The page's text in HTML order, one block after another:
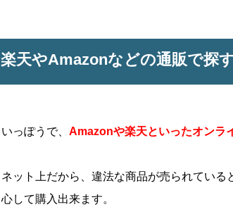
楽天やAmazonなどの通販で探
いっぽうで、 Amazonや楽天といったオンラ
ネット上だから、違法な商品が売られてい
心して購入出来ます。